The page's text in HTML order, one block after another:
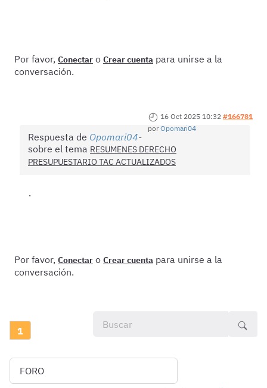
Por favor, Conectar o Crear cuenta para unirse a la
conversación.
16 Oct 2025 10:32 #166781
porOpomari04
Respuesta de Opomari04
sobre el tema RESUMENES DERECHO
PRESUPUESTARIO TAC ACTUALIZADOS
.
Por favor, Conectar o Crear cuenta para unirse a la
conversación.
1